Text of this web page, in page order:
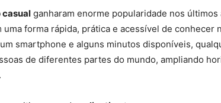
casual ganharam enorme popularidade nos últimos
forma rápida, prática e acessível de conhecer
smartphone e alguns minutos disponíveis,
de diferentes partes do mundo, ampliando